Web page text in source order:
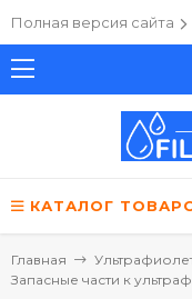
Полная версия сайта
КАТАЛОГ
Главная
Запасные части к